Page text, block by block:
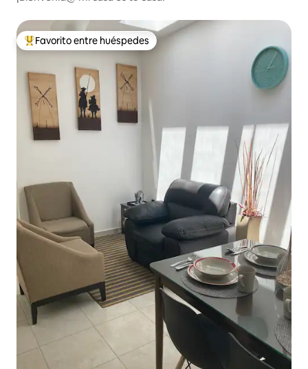
De los mejores en Favorito entre huéspedes
Favorito entre huéspedes